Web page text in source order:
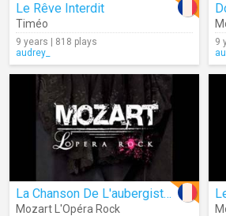
Le Rêve Interdit
Timéo
9 years | 818 plays
audrey_
9
La Chanson De L'aubergiste (Audio)
Mozart L'Opéra Rock